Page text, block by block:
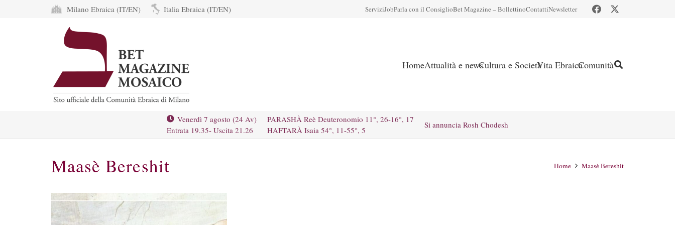
Milano Ebraica (IT/EN) Italia Ebraica (IT/EN) ServiziJobParla con il ConsiglioBet Magazine – BollettinoContattiNewsletter
HomeAttualità e newsCultura e SocietàVita EbraicaComunità
Venerdì 7 agosto (24 Av)
Entrata 19.35- Uscita 21.26
PARASHÀ Reè Deuteronomio 11°, 26-16°, 17
HAFTARÀ Isaia 54°, 11-55°, 5
Si annuncia Rosh Chodesh
Maasè Bereshit Home Maasè Bereshit